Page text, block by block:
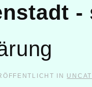
-
IN